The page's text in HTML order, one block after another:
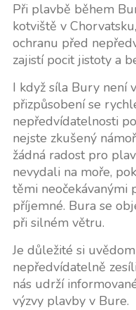
Při plavbě během
kotviště v
ochranu před
zajistí pocit jistoty a
I když síla Bury není
přizpůsobení se
nepředvídatelnosti
nejste zkušený
žádná radost pro
nevydali na moře,
těmi neočekávanými
příjemné. Bura se
při silném větru.
Je důležité si
nepředvídatelně
nás udrží
výzvy plavby v Bure.